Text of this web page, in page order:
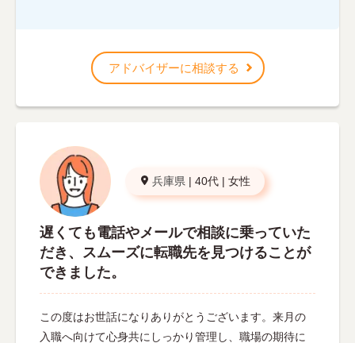
アドバイザーに相談する
兵庫県 | 40代 | 女性
遅くても電話やメールで相談に乗っていた
だき、スムーズに転職先を見つけることが
できました。
この度はお世話になりありがとうございます。来月の
入職へ向けて心身共にしっかり管理し、職場の期待に